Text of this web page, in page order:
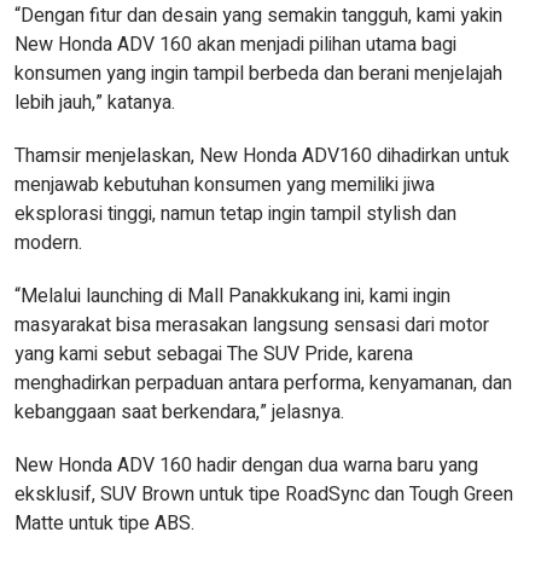
“Dengan fitur dan desain yang semakin tangguh, kami yakin
New Honda ADV 160 akan menjadi pilihan utama bagi
konsumen yang ingin tampil berbeda dan berani menjelajah
lebih jauh,” katanya.
Thamsir menjelaskan, New Honda ADV160 dihadirkan untuk
menjawab kebutuhan konsumen yang memiliki jiwa
eksplorasi tinggi, namun tetap ingin tampil stylish dan
modern.
“Melalui launching di Mall Panakkukang ini, kami ingin
masyarakat bisa merasakan langsung sensasi dari motor
yang kami sebut sebagai The SUV Pride, karena
menghadirkan perpaduan antara performa, kenyamanan, dan
kebanggaan saat berkendara,” jelasnya.
New Honda ADV 160 hadir dengan dua warna baru yang
eksklusif, SUV Brown untuk tipe RoadSync dan Tough Green
Matte untuk tipe ABS.